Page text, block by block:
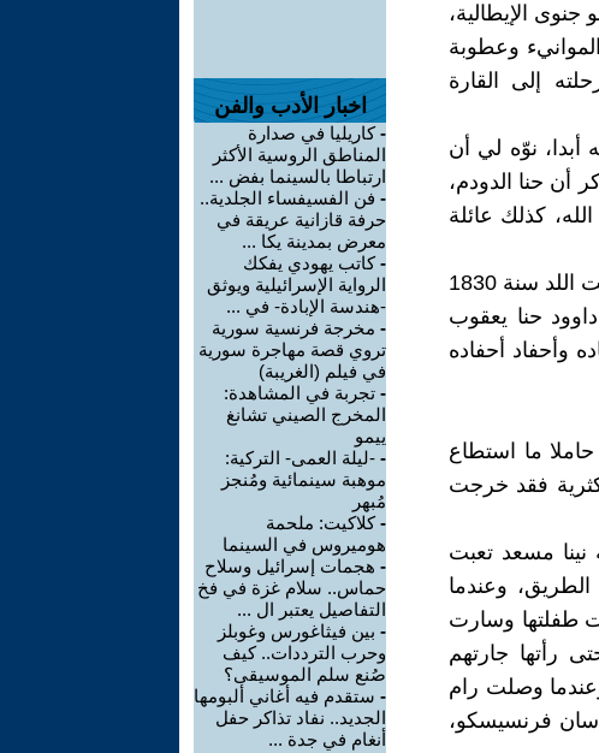
الإيطالية،
زفرة الموانيء وعطوبة
إلى القارة
نوّه لي أن
أن حنا الدودم،
إلى أمريكا سنة 1916 من رام الله، كذلك عائلة
لقد دسّ توفيق السمّ في عقلي عندما أخبرني أن عائلة حنحن وصلت اللد سنة 1830
حنا يعقوب
وأحفاد أحفاده
ما استطاع
فقد خرجت
مسعد تعبت
وعندما
طفلتها وسارت
رأتها جارتهم
وصلت رام
سان فرنسيسكو،
اخبار الأدب والفن
-كاريليا في صدارة
المناطق الروسية الأكثر
ارتباطا بالسينما بفض ...
- فن الفسيفساء الجلدية..
حرفة قازانية عريقة في
معرض بمدينة يكا ...
-كاتب يهودي يفكك
الرواية الإسرائيلية ويوثق
-هندسة الإبادة- في ...
- مخرجة فرنسية سورية
تروي قصة مهاجرة سورية
في فيلم (الغريبة)
- تجربة في المشاهدة:
المخرج الصيني تشانغ
ييمو
- -ليلة العمى- التركية:
موهبة سينمائية ومُنجز
مُبهر
-كلاكيت: ملحمة
هوميروس في السينما
- هجمات إسرائيل وسلاح
حماس.. سلام غزة في فخ
التفاصيل يعتبر ال ...
- بين فيثاغورس وغوبلز
وحرب الترددات.. كيف
صُنع سلم الموسيقى؟
- ستقدم فيه أغاني ألبومها
الجديد.. نفاد تذاكر حفل
أنغام في جدة ...